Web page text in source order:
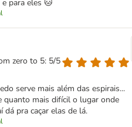
para eles 🐱
zero to 5: 5/5
serve mais além das espirais...
quanto mais difícil o lugar onde
dá pra caçar elas de lá.